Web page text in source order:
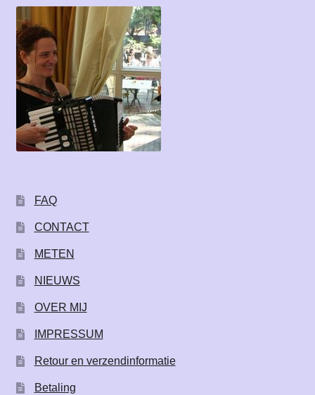
FAQ
CONTACT
METEN
NIEUWS
OVER MIJ
IMPRESSUM
Retour en verzendinformatie
Betaling